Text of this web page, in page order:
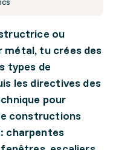
ou
tu crées des
types de
les directives des
pour
constructions
charpentes